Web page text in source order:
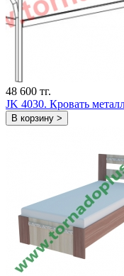
48 600 тг.
JK 4030. Кровать
В корзину >